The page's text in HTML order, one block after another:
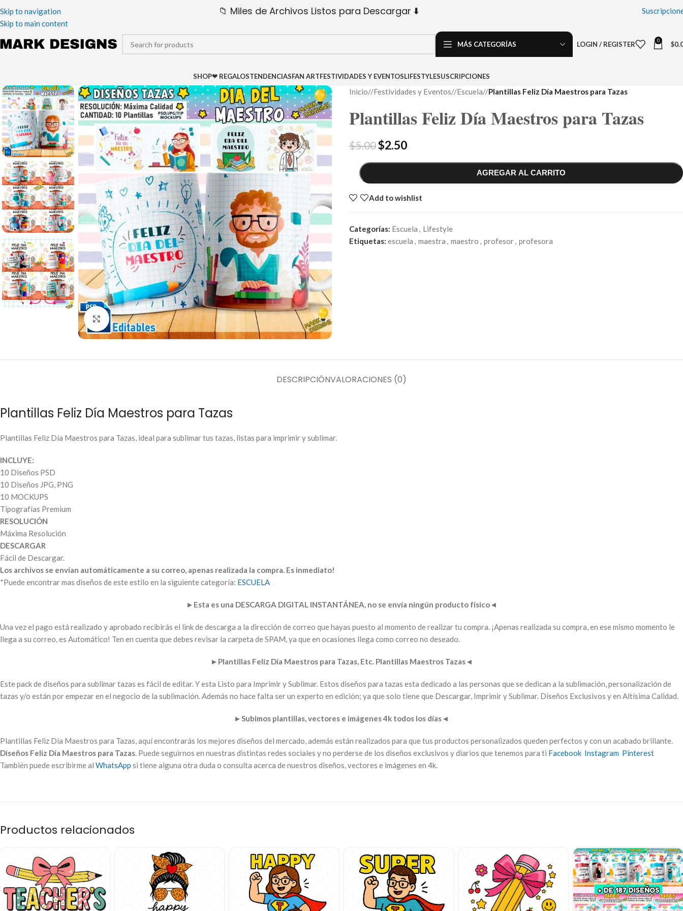
Skip to navigation
Skip to main content
📁 Miles de Archivos Listos para Descargar ⬇️
MÁS CATEGORÍAS LOGIN / REGISTER 0 $
SHOP❤ REGALOSTENDENCIASFAN ARTFESTIVIDADES Y EVENTOSLIFESTYLESUSCRIPCIONES
Click to enlarge
Inicio/ Festividades y Eventos/ Escuela/ Plantillas Feliz Día Maestros para Tazas
Plantillas Feliz Día Maestros para Tazas
$5.00$2.50
AGREGAR AL CARRITO
Add to wishlist
Categorías: Escuela , Lifestyle
Etiquetas: escuela , maestra , maestro , profesor, profesora
DESCRIPCIÓNVALORACIONES (0)
Plantillas Feliz Día Maestros para Tazas
Plantillas Feliz Día Maestros para Tazas, ideal para sublimar tus tazas, listas para imprimir y sublimar.
INCLUYE:
10 Diseños PSD
10 Diseños JPG, PNG
10 MOCKUPS
Tipografías Premium
RESOLUCIÓN
Máxima Resolución
DESCARGAR
Fácil de Descargar.
Los archivos se envían automáticamente a su correo, apenas realizada la compra. Es inmediato!
*Puede encontrar mas diseños de este estilo en la siguiente categoría: ESCUELA
► Esta es una DESCARGA DIGITAL INSTANTÁNEA, no se envía ningún producto físico◄
Una vez el pago está realizado y aprobado recibirás el link de descarga a la dirección de correo que hayas puesto al momento de realizar tu compra. ¡Apenas realizada su compra, en ese mismo momento le
llega a su correo, es Automático! Ten en cuenta que debes revisar la carpeta de SPAM, ya que en ocasiones llega como correo no deseado.
► Plantillas Feliz Día Maestros para Tazas, Etc. Plantillas Maestros Tazas◄
Este pack de diseños para sublimar tazas es fácil de editar. Y esta Listo para Imprimir y Sublimar. Estos diseños para tazas esta dedicado a las personas que se dedican a la sublimación, personalización de
tazas y/o están por empezar en el negocio de la sublimación. Además no hace falta ser un experto en edición; ya que solo tiene que Descargar, Imprimir y Sublimar. Diseños Exclusivos y en Altísima Calidad.
►Subimos plantillas, vectores e imágenes 4k todos los días◄
Plantillas Feliz Día Maestros para Tazas, aquí encontrarás los mejores diseños del mercado, además están realizados para que tus productos personalizados queden perfectos y con un acabado brillante.
Diseños Feliz Día Maestros para Tazas. Puede seguirnos en nuestras distintas redes sociales y no perderse de los diseños exclusivos y diarios que tenemos para ti Facebook Instagram Pinterest
También puede escribirme al WhatsApp si tiene alguna otra duda o consulta acerca de nuestros diseños, vectores e imágenes en 4k.
Productos relacionados